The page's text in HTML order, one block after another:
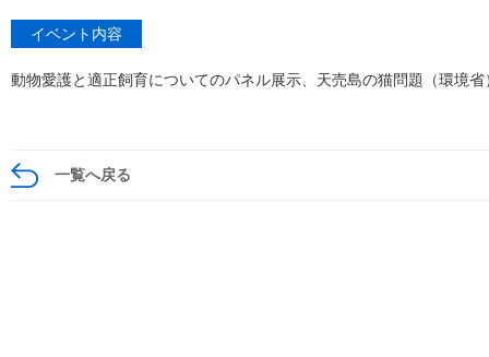
イベント内容
動物愛護と適正飼育についてのパネル展示、天売島の猫問題（環境
一覧へ戻る